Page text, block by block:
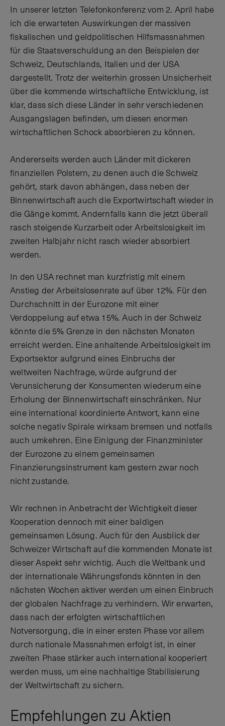
In unserer letzten Telefonkonferenz vom 2. April habe
ich die erwarteten Auswirkungen der massiven
fiskalischen und geldpolitischen Hilfsmassnahmen
für die Staatsverschuldung an den Beispielen der
Schweiz, Deutschlands, Italien und der USA
dargestellt. Trotz der weiterhin grossen Unsicherheit
über die kommende wirtschaftliche Entwicklung, ist
klar, dass sich diese Länder in sehr verschiedenen
Ausgangslagen befinden, um diesen enormen
wirtschaftlichen Schock absorbieren zu können.
Andererseits werden auch Länder mit dickeren
finanziellen Polstern, zu denen auch die Schweiz
gehört, stark davon abhängen, dass neben der
Binnenwirtschaft auch die Exportwirtschaft wieder in
die Gänge kommt. Andernfalls kann die jetzt überall
rasch steigende Kurzarbeit oder Arbeitslosigkeit im
zweiten Halbjahr nicht rasch wieder absorbiert
werden.
In den USA rechnet man kurzfristig mit einem
Anstieg der Arbeitslosenrate auf über 12%. Für den
Durchschnitt in der Eurozone mit einer
Verdoppelung auf etwa 15%. Auch in der Schweiz
könnte die 5% Grenze in den nächsten Monaten
erreicht werden. Eine anhaltende Arbeitslosigkeit im
Exportsektor aufgrund eines Einbruchs der
weltweiten Nachfrage, würde aufgrund der
Verunsicherung der Konsumenten wiederum eine
Erholung der Binnenwirtschaft einschränken. Nur
eine international koordinierte Antwort, kann eine
solche negativ Spirale wirksam bremsen und notfalls
auch umkehren. Eine Einigung der Finanzminister
der Eurozone zu einem gemeinsamen
Finanzierungsinstrument kam gestern zwar noch
nicht zustande.
Wir rechnen in Anbetracht der Wichtigkeit dieser
Kooperation dennoch mit einer baldigen
gemeinsamen Lösung. Auch für den Ausblick der
Schweizer Wirtschaft auf die kommenden Monate ist
dieser Aspekt sehr wichtig. Auch die Weltbank und
der internationale Währungsfonds könnten in den
nächsten Wochen aktiver werden um einen Einbruch
der globalen Nachfrage zu verhindern. Wir erwarten,
dass nach der erfolgten wirtschaftlichen
Notversorgung, die in einer ersten Phase vor allem
durch nationale Massnahmen erfolgt ist, in einer
zweiten Phase stärker auch international kooperiert
werden muss, um eine nachhaltige Stabilisierung
der Weltwirtschaft zu sichern.
Empfehlungen zu Aktien